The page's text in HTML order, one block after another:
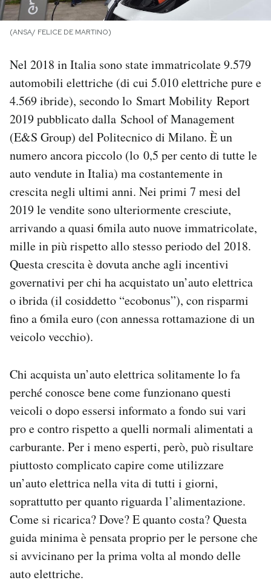
I MIEI PREFERITI
SHOP
CALENDARIO
AREA PERSONALE
Area Personale
Notifiche mobile
Regala il Post
Hai bisogno di aiuto?
Esci
(ANSA/ FELICE DE MARTINO)
Nel 2018 in Italia sono state immatricolate 9.579
automobili elettriche (di cui 5.010 elettriche pure e
4.569 ibride), secondo lo Smart Mobility Report
2019 pubblicato dalla School of Management
(E&S Group) del Politecnico di Milano. È un
numero ancora piccolo (lo 0,5 per cento di tutte le
auto vendute in Italia) ma costantemente in
crescita negli ultimi anni. Nei primi 7 mesi del
2019 le vendite sono ulteriormente cresciute,
arrivando a quasi 6mila auto nuove immatricolate,
mille in più rispetto allo stesso periodo del 2018.
Questa crescita è dovuta anche agli incentivi
governativi per chi ha acquistato un’auto elettrica
o ibrida (il cosiddetto “ecobonus”), con risparmi
fino a 6mila euro (con annessa rottamazione di un
veicolo vecchio).
Chi acquista un’auto elettrica solitamente lo fa
perché conosce bene come funzionano questi
veicoli o dopo essersi informato a fondo sui vari
pro e contro rispetto a quelli normali alimentati a
carburante. Per i meno esperti, però, può risultare
piuttosto complicato capire come utilizzare
un’auto elettrica nella vita di tutti i giorni,
soprattutto per quanto riguarda l’alimentazione.
Come si ricarica? Dove? E quanto costa? Questa
guida minima è pensata proprio per le persone che
si avvicinano per la prima volta al mondo delle
auto elettriche.